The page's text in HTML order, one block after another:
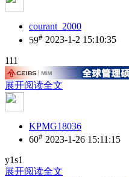
courant_2000
59# 2023-1-2 15:10:35
111
展开阅读全文
KPMG18036
60# 2023-1-26 15:11:15
y1s1
展开阅读全文